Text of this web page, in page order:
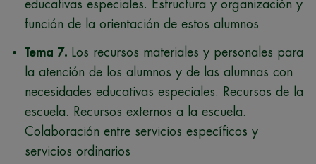
educativas especiales. Estructura y organización y
función de la orientación de estos alumnos
Tema 7. Los recursos materiales y personales para
la atención de los alumnos y de las alumnas con
necesidades educativas especiales. Recursos de la
escuela. Recursos externos a la escuela.
Colaboración entre servicios específicos y
servicios ordinarios